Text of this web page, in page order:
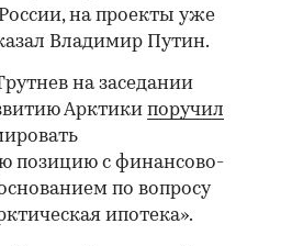
на проекты уже
Владимир Путин.
на заседании
Арктики поручил
позицию с финансово-
по вопросу
ипотека».